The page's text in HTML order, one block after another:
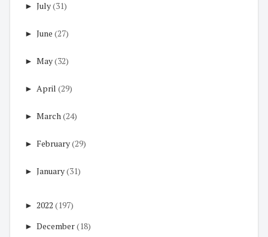
► July(31)
► June (27)
► May(32)
► April (29)
► March(24)
► February(29)
► January(31)
► 2022 (197)
► December(18)